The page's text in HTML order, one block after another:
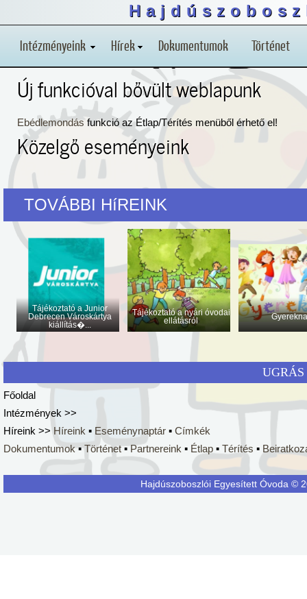
Intézményeink Hírek Dokumentumok Történet
Új funkcióval bővült weblapunk
Ebédlemondás funkció az Étlap/Térítés menüből érhető el!
Közelgő eseményeink
TOVÁBBI HíREINK
Tájékoztató a Junior
Debrecen Városkártya
kiállítás�...
Tájékoztató a nyári óvodai
ellátásról
Főoldal
Intézmények >>
Híreink >>Híreink ▪ Eseménynaptár ▪ Címkék
Dokumentumok▪Történet▪Partnereink ▪ Étlap ▪ Térítés ▪
Hajdúszoboszlói Egyesített Óvoda ©